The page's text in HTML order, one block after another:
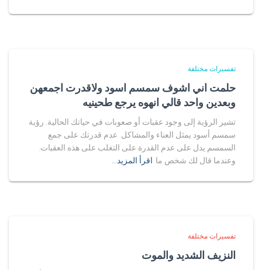
تفسيرات مختلفة
حلمت اني اشوف سمسم اسود ولاقدرت اجمعهن
وبعدين واحد قالي انهوه يرجع طحينيه
تشير الرؤية إلى وجود عقبات أو صعوبات في حياتك الحالية. رؤية
سمسم أسود يمثل العناء والمشاكل. عدم قدرتك على جمع
السمسم يدل على عدم القدرة على التغلب على هذه العقبات.
وعندما قال لك شخص ما اقرأ المزيد…
تفسيرات مختلفة
النزيف الشديد والموت